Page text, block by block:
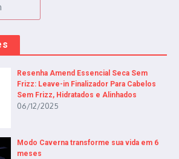
Resenha Amend Essencial Seca Sem
Frizz: Leave-in Finalizador Para Cabelos
Sem Frizz, Hidratados e Alinhados
06/12/2025
Modo Caverna transforme sua vida em 6
meses